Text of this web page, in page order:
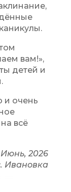
вам!»,
детей и
и очень
всё
Июнь, 2026
Ивановка